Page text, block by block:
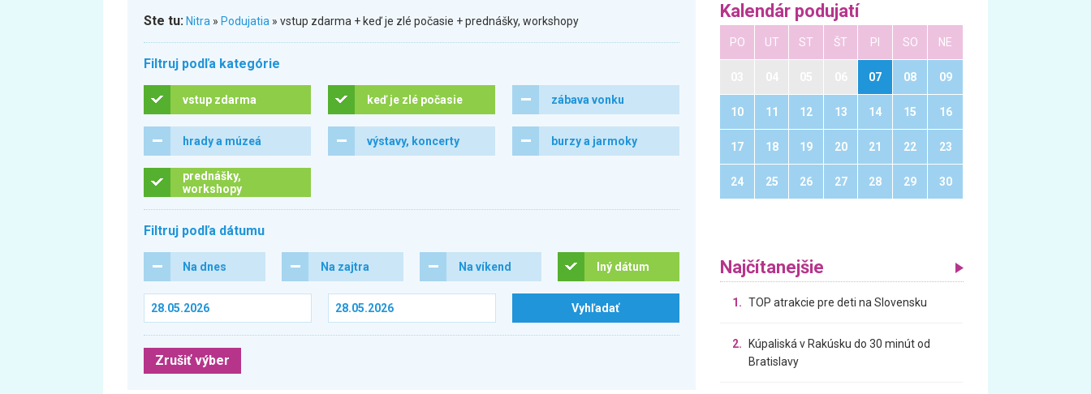
Ste tu: Nitra » Podujatia » vstup zdarma + keď je zlé počasie + prednášky, workshopy
Filtruj podľa kategórie
vstup zdarma keď je zlé počasie zábava vonku
hrady a múzeá výstavy, koncerty burzy a jarmoky
prednášky,
workshopy
Filtruj podľa dátumu
Na dnes Na zajtra Na víkend Iný dátum
Zrušiť výber
Kalendár podujatí
PO UT ST ŠT PI SO NE
07 08 09
10 11 12 13 14 15 16
17 18 19 20 21 22 23
24 25 26 27 28 29 30
Najčítanejšie
1. TOP atrakcie pre deti na Slovensku
2.
Kúpaliská v Rakúsku do 30 minút od
Bratislavy